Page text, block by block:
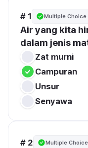
# 1 Multiple Choice
Air yang kita
dalam jenis
Zat murni
Campuran
Unsur
Senyawa
# 2 Multiple Choice